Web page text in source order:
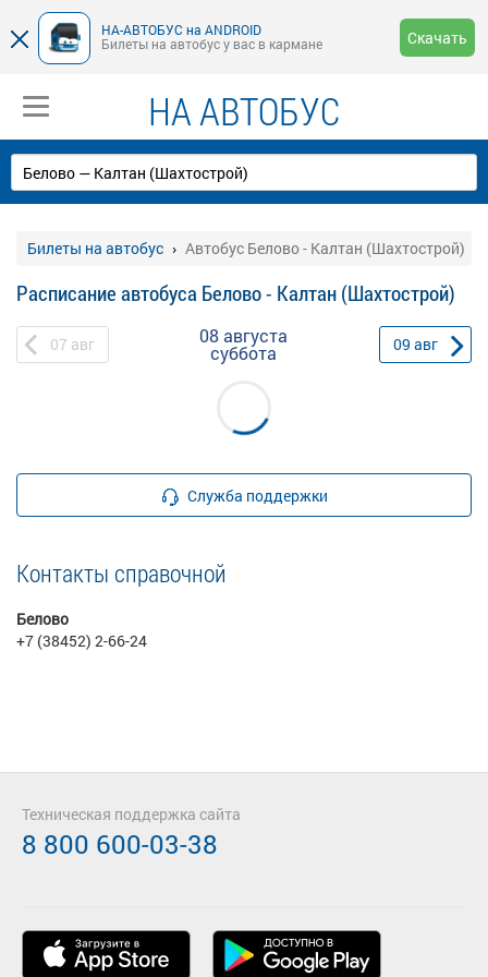
НА-АВТОБУС на ANDROID
Билеты на автобус у вас в кармане
Скачать
НА АВТОБУС
Билеты на автобус Автобус Белово - Калтан (Шахтострой)
Расписание автобуса Белово - Калтан (Шахтострой)
07 авг 08 августа
суббота 09 авг
Служба поддержки
Контакты справочной
Белово
+7 (38452) 2-66-24
Техническая поддержка сайта
8 800 600-03-38